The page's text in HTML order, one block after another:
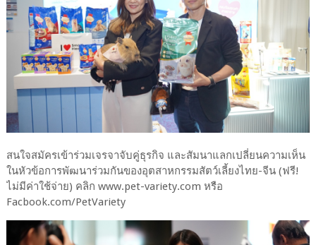
สนใจสมัครเข้าร่วมเจรจาจับคู่ธุรกิจ และสัมนาแลกเปลี่ยนความเห็น
ในหัวข้อการพัฒนาร่วมกันของอุตสาหกรรมสัตว์เลี้ยงไทย-จีน (ฟรี!
ไม่มีค่าใช้จ่าย) คลิก www.pet-variety.com หรือ
Facbook.com/PetVariety